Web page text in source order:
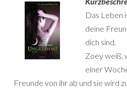
Das Leben
deine
dich sind.
Zoey weiß,
einer
Freunde von ihr ab und sie wird